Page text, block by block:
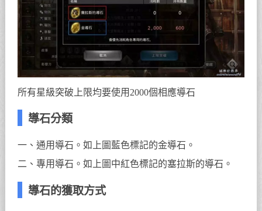
所有星級突破上限均要使用2000個相應導石
導石分類
一、通用導石。如上圖藍色標記的金導石。
二、專用導石。如上圖中紅色標記的塞拉斯的導石。
導石的獲取方式